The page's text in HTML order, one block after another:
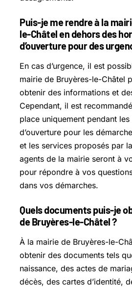
Puis-je me rendre à la
le-Châtel en dehors des
d’ouverture pour des
En cas d’urgence, il est
mairie de Bruyères-le-Châtel
obtenir des informations et
Cependant, il est
place uniquement pendant
d’ouverture pour les
et les services proposés par
agents de la mairie seront à
pour répondre à vos
dans vos démarches.
Quels documents puis-je
de Bruyères-le-Châtel ?
À la mairie de Bruyères-le-
obtenir des documents tels
naissance, des actes de
décès, des cartes d’identité,